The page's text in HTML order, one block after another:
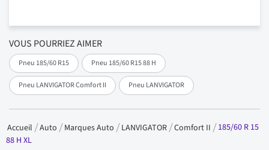
VOUS POURRIEZ AIMER
Pneu 185/60 R15 Pneu 185/60 R15 88 H
Pneu LANVIGATOR Comfort II Pneu LANVIGATOR
Accueil Auto Marques Auto LANVIGATOR Comfort II
185/60 R 15
88 H XL